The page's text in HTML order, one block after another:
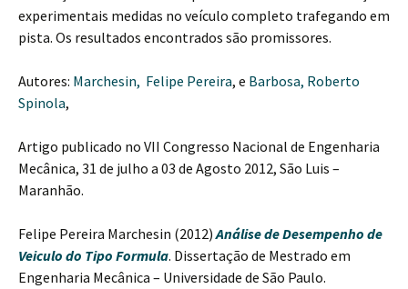
experimentais medidas no veículo completo trafegando em
pista. Os resultados encontrados são promissores.
Autores: Marchesin, Felipe Pereira, e Barbosa, Roberto
Spinola,
Artigo publicado no VII Congresso Nacional de Engenharia
Mecânica, 31 de julho a 03 de Agosto 2012, São Luis –
Maranhão.
Felipe Pereira Marchesin (2012)Análise de Desempenho de
Veiculo do Tipo Formula. Dissertação de Mestrado em
Engenharia Mecânica – Universidade de São Paulo.